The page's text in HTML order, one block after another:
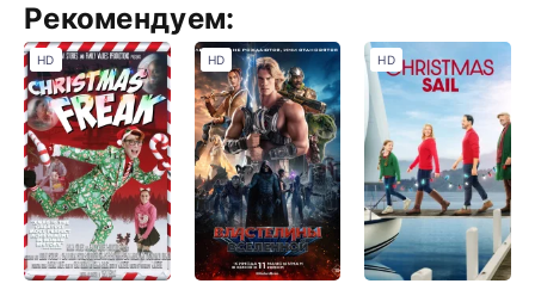
Рекомендуем:
HD HD HD